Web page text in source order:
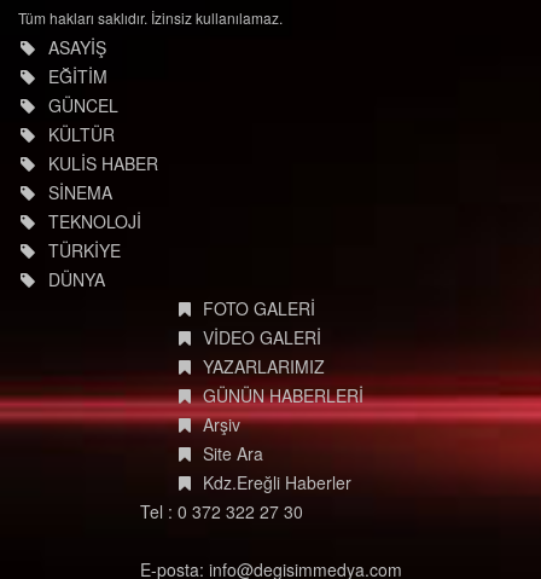
Tüm hakları saklıdır. İzinsiz kullanılamaz.
ASAYİŞ
EĞİTİM
GÜNCEL
KÜLTÜR
KULİS HABER
SİNEMA
TEKNOLOJİ
TÜRKİYE
DÜNYA
FOTO GALERİ
VİDEO GALERİ
YAZARLARIMIZ
GÜNÜN HABERLERİ
Arşiv
Site Ara
Kdz.Ereğli Haberler
Tel : 0 372 322 27 30
E-posta: info@degisimmedya.com